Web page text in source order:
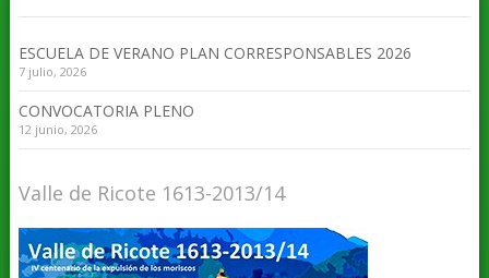
ESCUELA DE VERANO PLAN CORRESPONSABLES 2026
7 julio, 2026
CONVOCATORIA PLENO
12 junio, 2026
Valle de Ricote 1613-2013/14